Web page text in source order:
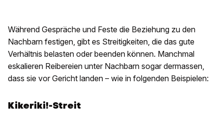
Während Gespräche und Feste die Beziehung zu den
Nachbarn festigen, gibt es Streitigkeiten, die das gute
Verhältnis belasten oder beenden können. Manchmal
eskalieren Reibereien unter Nachbarn sogar dermassen,
dass sie vor Gericht landen – wie in folgenden Beispielen:
Kikeriki!-Streit